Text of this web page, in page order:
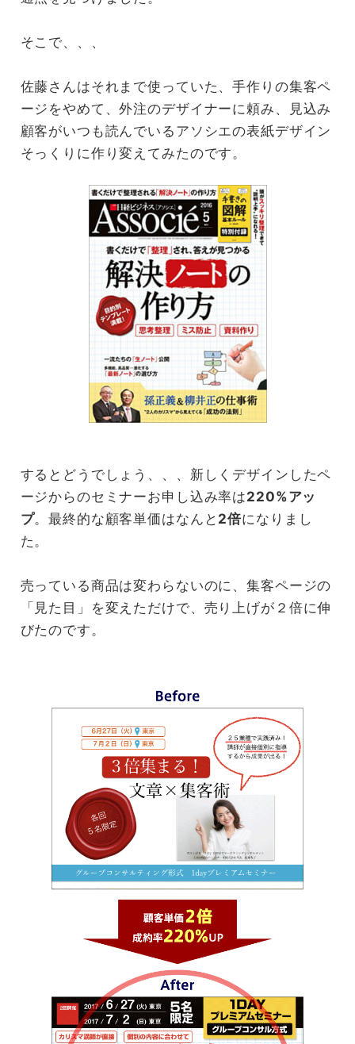
そこで、、、
佐藤さんはそれまで使っていた、手作りの集客ペ
ージをやめて、外注のデザイナーに頼み、見込み
顧客がいつも読んでいるアソシエの表紙デザイン
そっくりに作り変えてみたのです。
するとどうでしょう、、、新しくデザインしたペ
ージからのセミナーお申し込み率は220%アッ
プ。最終的な顧客単価はなんと 2倍になりまし
た。
売っている商品は変わらないのに、集客ページの
「見た目」を変えただけで、売り上げが２倍に伸
びたのです。